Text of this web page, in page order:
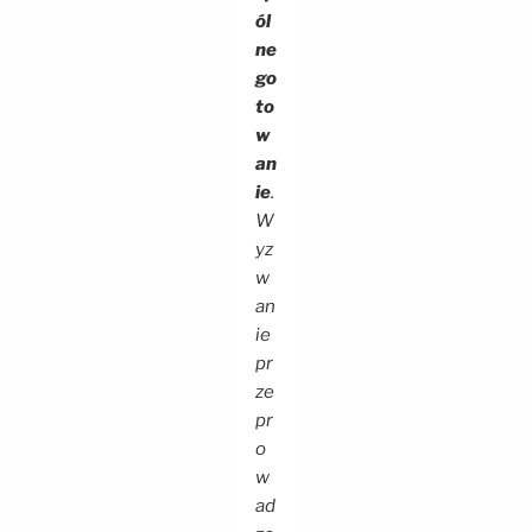
ól
ne
go
to
w
an
ie.
W
yz
w
an
ie
pr
ze
pr
o
w
ad